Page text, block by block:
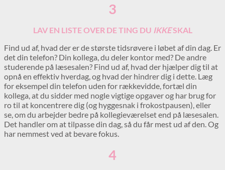
3
LAV EN LISTE OVER DE TING DU IKKESKAL
Find ud af, hvad der er de største tidsrøvere i løbet af din dag. Er
det din telefon? Din kollega, du deler kontor med? De andre
studerende på læsesalen? Find ud af, hvad der hjælper dig til at
opnå en effektiv hverdag, og hvad der hindrer dig i dette. Læg
for eksempel din telefon uden for rækkevidde, fortæl din
kollega, at du sidder med nogle vigtige opgaver og har brug for
ro til at koncentrere dig (og hyggesnak i frokostpausen), eller
se, om du arbejder bedre på kollegieværelset end på læsesalen.
Det handler om at tilpasse din dag, så du får mest ud af den. Og
har nemmest ved at bevare fokus.
4